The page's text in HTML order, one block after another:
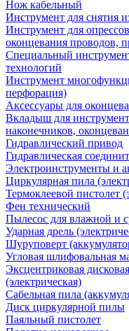
Нож кабельный
Инструмент для снятия
Инструмент для
оконцевания проводов,
Специальный
технологий
Инструмент
перфорация)
Аксессуары для
Вкладыш для
наконечников,
Гидравлический привод
Гидравлическая
Электроинструменты и
Циркулярная пила
Термоклеевой пистолет
Фен технический
Пылесос для влажной и
Ударная дрель
Шуруповерт
Угловая шлифовальная
Эксцентриковая
(электрическая)
Сабельная пила
Диск циркулярной пилы
Паяльный пистолет